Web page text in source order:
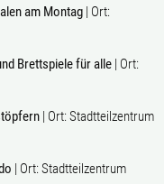
am Montag | Ort:
Brettspiele für alle | Ort:
| Ort: Stadtteilzentrum
| Ort: Stadtteilzentrum